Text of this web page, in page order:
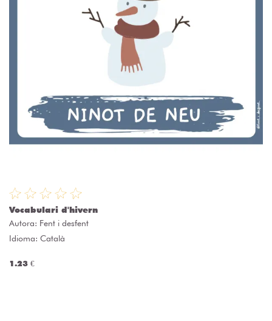
Vocabulari d'hivern
Autora: Fent i desfent
Idioma: Català
1.23 €